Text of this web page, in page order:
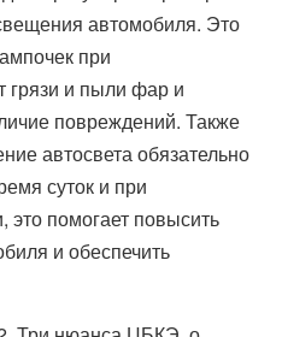
автомобиля. Это
при
грязи и пыли фар и
повреждений. Также
автосвета обязательно
суток и при
это помогает повысить
и обеспечить